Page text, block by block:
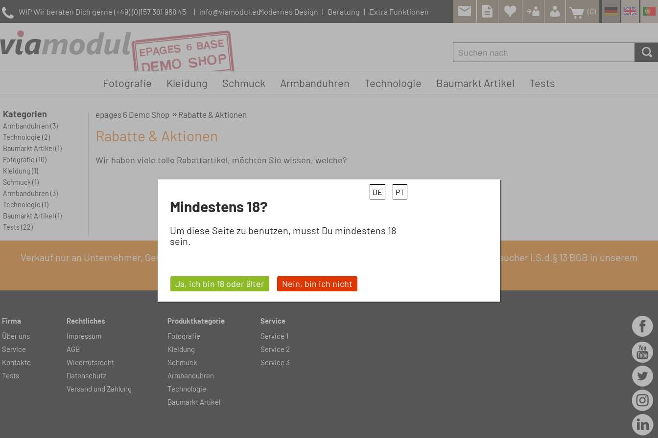
DE PT
Mindestens 18?
Um diese Seite zu benutzen, musst Du mindestens 18
sein.
Ja, ich bin 18 oder älter Nein, bin ich nicht
WIP Wir beraten Dich gerne (+49) (0)157 381 968 45 | info@viamodul.euModernes Design | Beratung | Extra Funktionen (0)
Fotografie Kleidung Schmuck Armbanduhren Technologie Baumarkt Artikel Tests
Kategorien
Armbanduhren (3)
Technologie (2)
Baumarkt Artikel (1)
Fotografie (10)
Kleidung (1)
Schmuck (1)
Armbanduhren (3)
Technologie (1)
Baumarkt Artikel (1)
Tests (22)
epages 6 Demo Shop Rabatte & Aktionen
Rabatte & Aktionen
Wir haben viele tolle Rabattartikel, möchten Sie wissen, welche?
Verkauf nur an Unternehmer, Gewerbetreibende, Freiberufler und öffentliche Institutionen. Kein Verkauf an Verbraucher i.S.d.§ 13 BGB in unserem
Firma
Über uns
Service
Kontakte
Tests
Rechtliches
Impressum
AGB
Widerrufsrecht
Datenschutz
Versand und Zahlung
Produktkategorie
Fotografie
Kleidung
Schmuck
Armbanduhren
Technologie
Baumarkt Artikel
Service
Service 1
Service 2
Service 3